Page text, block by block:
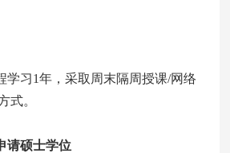
习1年，采取周末隔周授课/网络
方式。
请硕士学位